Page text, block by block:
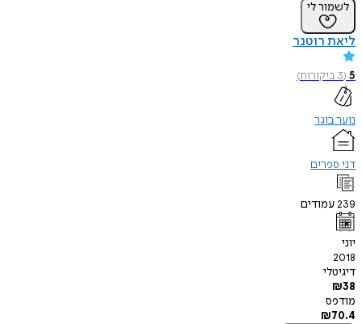
לשמור לי
ליאת רוטנר
5
(
3ביקורות)
נוער בוגר
דני ספרים
239עמודים
יוני
2018
דיגיטלי
₪38
מודפס
₪70.4